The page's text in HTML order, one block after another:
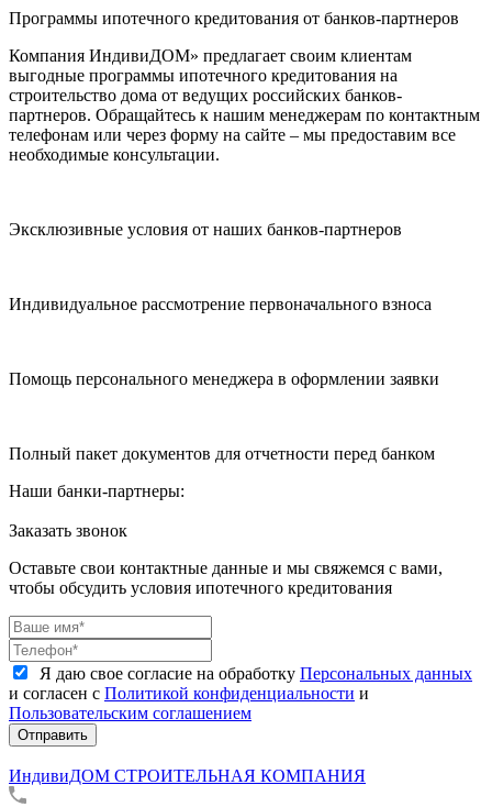
Программы ипотечного кредитования от банков-партнеров
Компания ИндивиДОМ» предлагает своим клиентам
выгодные программы ипотечного кредитования на
строительство дома от ведущих российских банков-
партнеров. Обращайтесь к нашим менеджерам по контактным
телефонам или через форму на сайте – мы предоставим все
необходимые консультации.
Эксклюзивные условия от наших банков-партнеров
Индивидуальное рассмотрение первоначального взноса
Помощь персонального менеджера в оформлении заявки
Полный пакет документов для отчетности перед банком
Наши банки-партнеры:
Заказать звонок
Оставьте свои контактные данные и мы свяжемся с вами,
чтобы обсудить условия ипотечного кредитования
Я даю свое согласие на обработку Персональных данных
и согласен с Политикой конфиденциальности и
Пользовательским соглашением
Отправить
ИндивиДОМ СТРОИТЕЛЬНАЯ КОМПАНИЯ